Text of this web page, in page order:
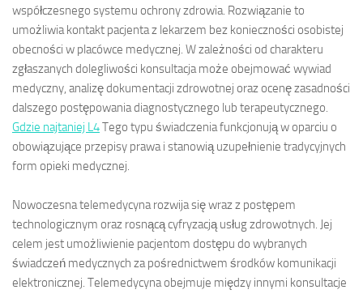
współczesnego systemu ochrony zdrowia. Rozwiązanie to
umożliwia kontakt pacjenta z lekarzem bez konieczności osobistej
obecności w placówce medycznej. W zależności od charakteru
zgłaszanych dolegliwości konsultacja może obejmować wywiad
medyczny, analizę dokumentacji zdrowotnej oraz ocenę zasadności
dalszego postępowania diagnostycznego lub terapeutycznego.
Gdzie najtaniej L4Tego typu świadczenia funkcjonują w oparciu o
obowiązujące przepisy prawa i stanowią uzupełnienie tradycyjnych
form opieki medycznej.
Nowoczesna telemedycyna rozwija się wraz z postępem
technologicznym oraz rosnącą cyfryzacją usług zdrowotnych. Jej
celem jest umożliwienie pacjentom dostępu do wybranych
świadczeń medycznych za pośrednictwem środków komunikacji
elektronicznej. Telemedycyna obejmuje między innymi konsultacje